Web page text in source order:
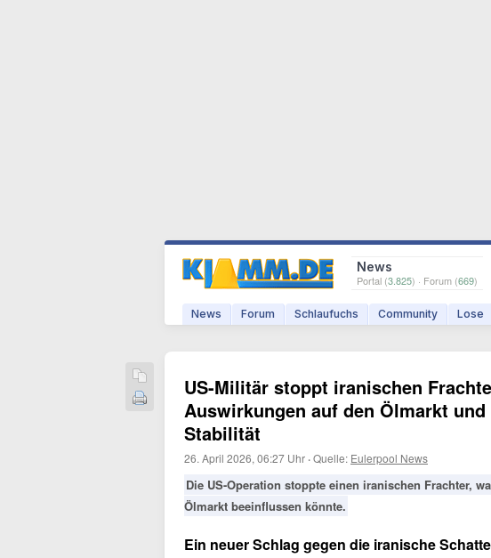
News
Portal (3.825) · Forum (669)
News Forum Schlaufuchs Community Lose
US-Militär stoppt iranischen
Auswirkungen auf den Ölmarkt
Stabilität
26. April 2026, 06:27 Uhr ·Quelle: Eulerpool News
Die US-Operation stoppte einen iranischen Frachter,
Ölmarkt beeinflussen könnte.
Ein neuer Schlag gegen die iranische